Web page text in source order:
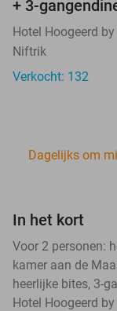
+ 3-
Hotel Hoogeerd
Niftrik
Verkocht: 132
Dagelijks om
In het kort
Voor 2 personen:
kamer aan de
heerlijke bites, 3-
Hotel Hoogeerd